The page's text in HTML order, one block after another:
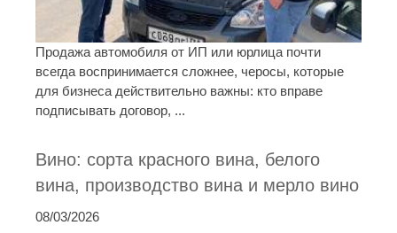
Продажа автомобиля от ИП или юрлица почти
всегда воспринимается сложнее, черосы, которые
для бизнеса действительно важны: кто вправе
подписывать договор, ...
Вино: сорта красного вина, белого
вина, производство вина и мерло вино
08/03/2026